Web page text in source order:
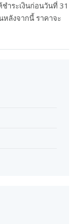
ำระเงินก่อนวันที่ 31
หลังจากนี้ ราคาจะ